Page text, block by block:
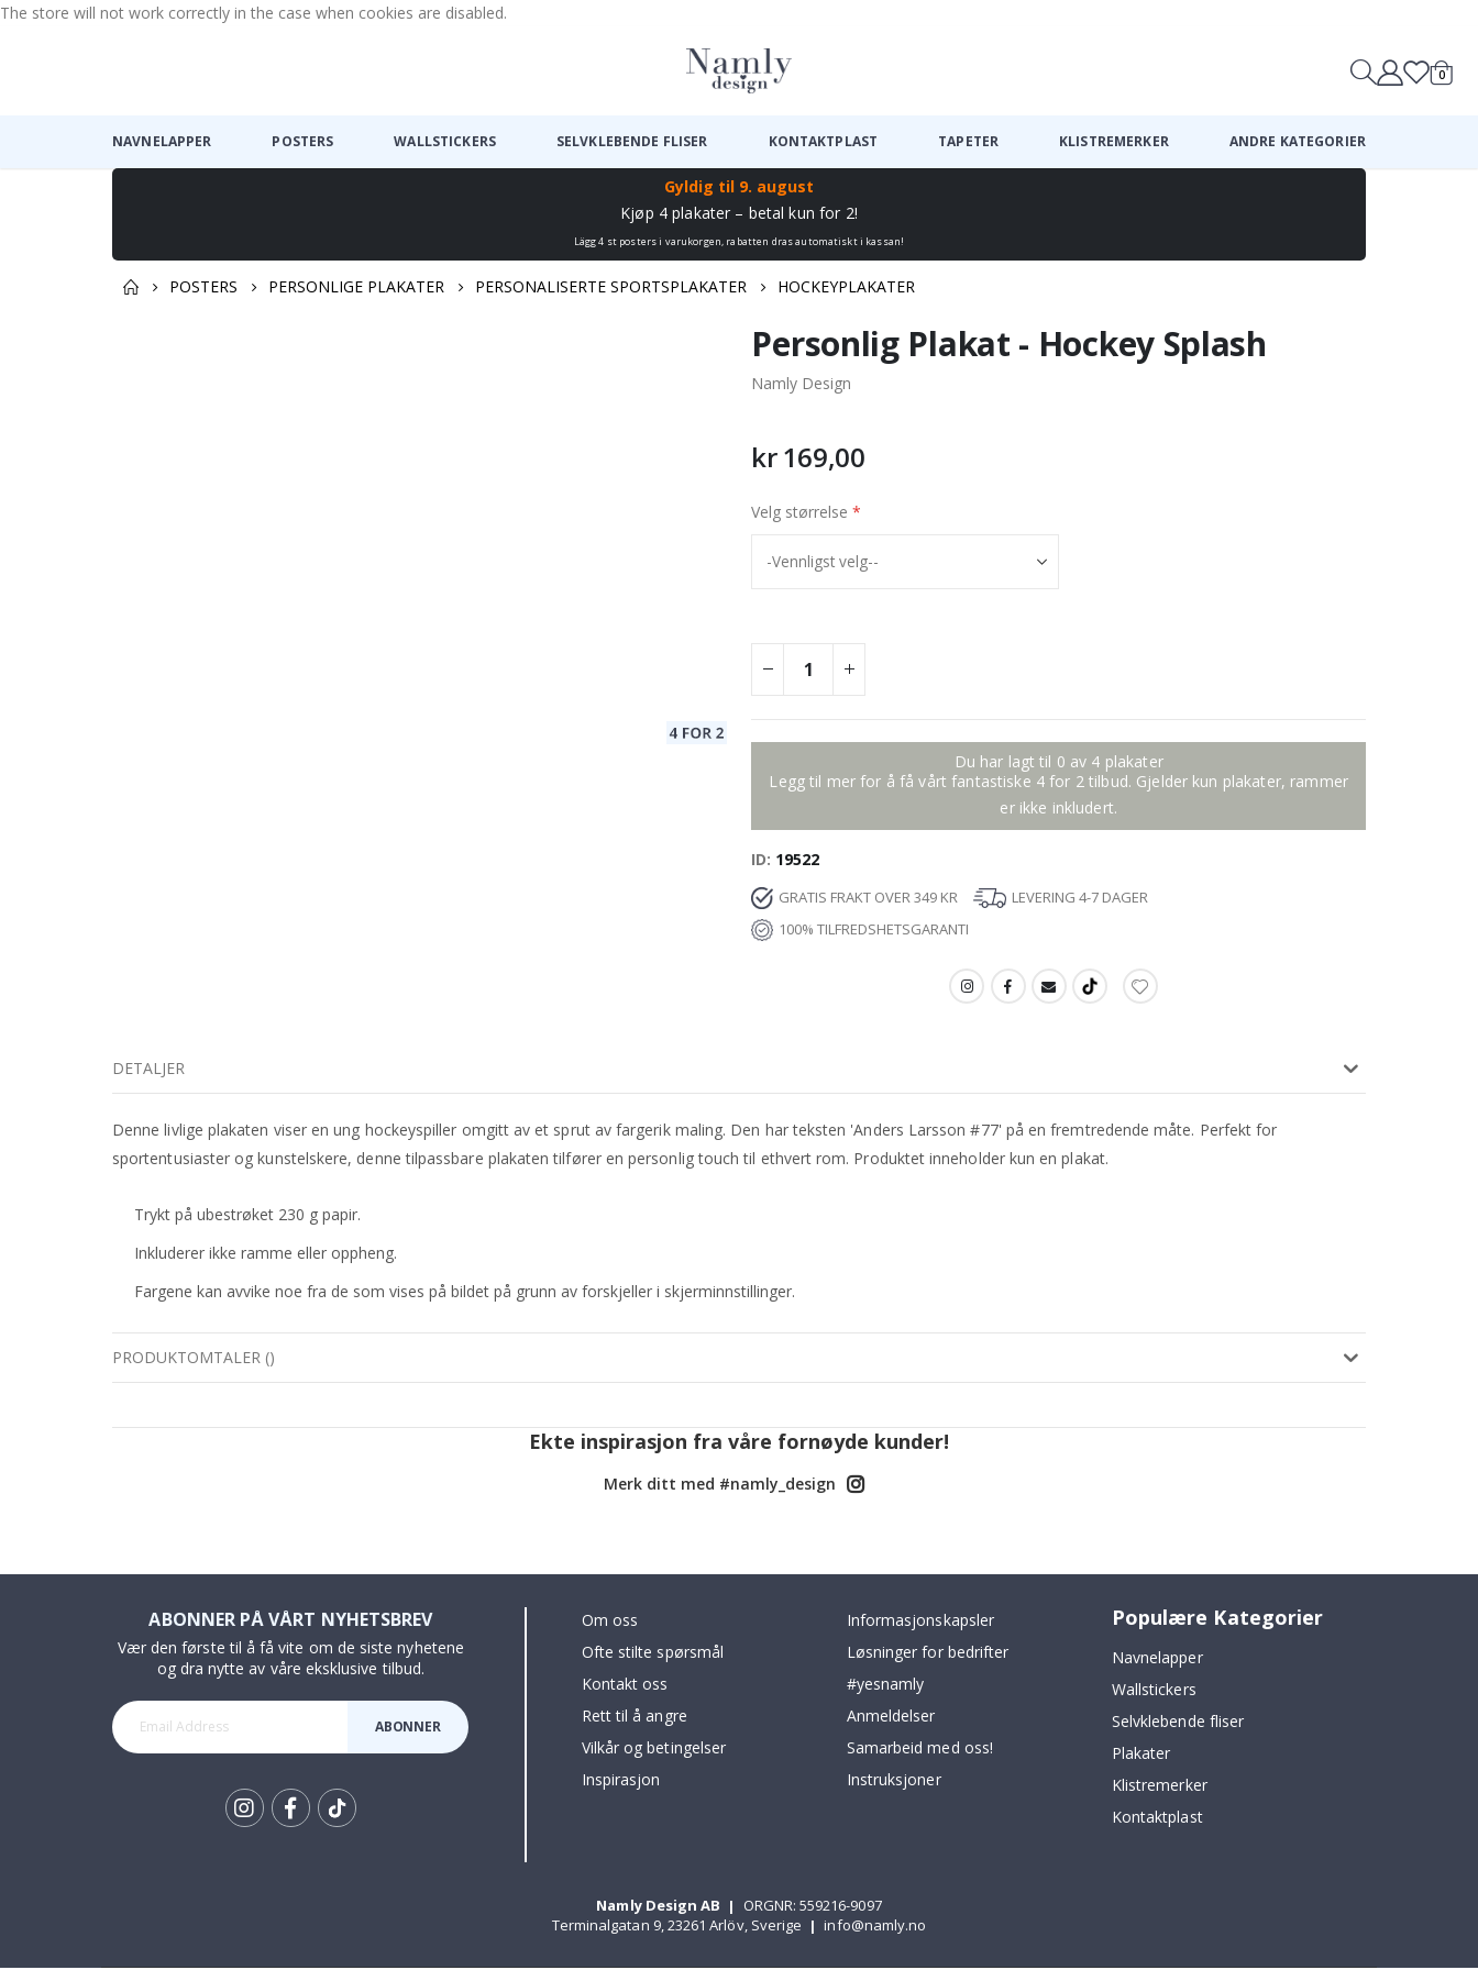
The store will not work correctly in the case when cookies are disabled.
0
NAVNELAPPER POSTERS WALLSTICKERS SELVKLEBENDE FLISER KONTAKTPLAST TAPETER KLISTREMERKER ANDRE KATEGORIER
Gyldig til 9. august
Kjøp 4 plakater – betal kun for 2!
Lägg 4 st posters i varukorgen, rabatten dras automatiskt i kassan!
POSTERS PERSONLIGE PLAKATER PERSONALISERTE SPORTSPLAKATER
HOCKEYPLAKATER
Personlig Plakat - Hockey Splash
Namly Design
kr 169,00
Velg størrelse
Du har lagt til 0 av 4 plakater
Legg til mer for å få vårt fantastiske 4 for 2 tilbud. Gjelder kun plakater, rammer
er ikke inkludert.
ID 19522
GRATIS FRAKT OVER 349 KR
LEVERING 4-7 DAGER
100% TILFREDSHETSGARANTI
DETALJER
Denne livlige plakaten viser en ung hockeyspiller omgitt av et sprut av fargerik maling. Den har teksten 'Anders Larsson #77' på en fremtredende måte. Perfekt for
sportentusiaster og kunstelskere, denne tilpassbare plakaten tilfører en personlig touch til ethvert rom. Produktet inneholder kun en plakat.
Trykt på ubestrøket 230 g papir.
Inkluderer ikke ramme eller oppheng.
Fargene kan avvike noe fra de som vises på bildet på grunn av forskjeller i skjerminnstillinger.
PRODUKTOMTALER ()
Ekte inspirasjon fra våre fornøyde kunder!
Merk ditt med #namly_design
ABONNER PÅ VÅRT NYHETSBREV
Vær den første til å få vite om de siste nyhetene
og dra nytte av våre eksklusive tilbud.
ABONNER
Om oss
Ofte stilte spørsmål
Kontakt oss
Rett til å angre
Vilkår og betingelser
Inspirasjon
Informasjonskapsler
Løsninger for bedrifter
#yesnamly
Anmeldelser
Samarbeid med oss!
Instruksjoner
Populære Kategorier
Navnelapper
Wallstickers
Selvklebende fliser
Plakater
Klistremerker
Kontaktplast
Namly Design AB |
ORGNR: 559216-9097
Terminalgatan 9, 23261 Arlöv, Sverige | info@namly.no